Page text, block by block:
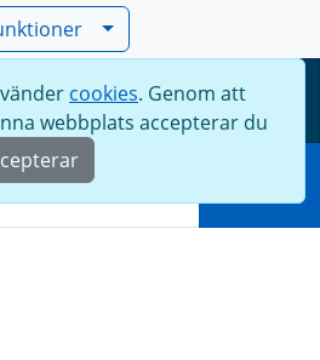
Meny
cookies. Genom att
webbplats accepterar du